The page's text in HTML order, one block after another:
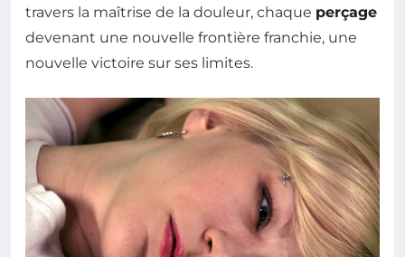
travers la maîtrise de la douleur, chaque perçage
devenant une nouvelle frontière franchie, une
nouvelle victoire sur ses limites.